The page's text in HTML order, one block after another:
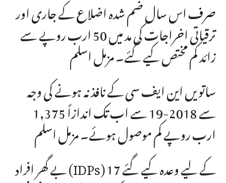
صرف اس سال ضم شدہ اضلاع کے جاری اور
ترقیاتی اخراجات کی مد میں 50 ارب روپے سے
زائد کم مختص کیے گئے۔ مزمل اسلم
ساتویں این ایف سی کے نافذ نہ ہونے کی وجہ
سے 2018-19 سے اب تک اندازاً 1,375
ارب روپے کم موصول ہوئے۔ مزمل اسلم
بے گھر افراد (IDPs) کے لیے وعدہ کیے گئے 17